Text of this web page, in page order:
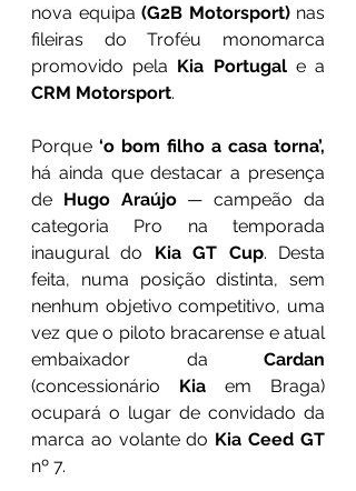
nova equipa (G2B Motorsport) nas
fileiras do Troféu monomarca
promovido pela Kia Portugal
CRM Motorsport.
Porque ‘o bom filho a casa torna’,
há ainda que destacar a presença
de Hugo Araújo — campeão da
categoria Pro na temporada
inaugural do Kia GT Cup. Desta
feita, numa posição distinta, sem
nenhum objetivo competitivo, uma
vez que o piloto bracarense e atual
embaixador da
(concessionário Kia em Braga)
ocupará o lugar de convidado da
marca ao volante do Kia Ceed GT
nº 7.